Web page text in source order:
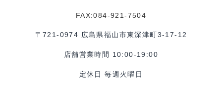
FAX:084-921-7504
〒721-0974 広島県福山市東深津町3-17-12
店舗営業時間 10:00-19:00
定休日 毎週火曜日